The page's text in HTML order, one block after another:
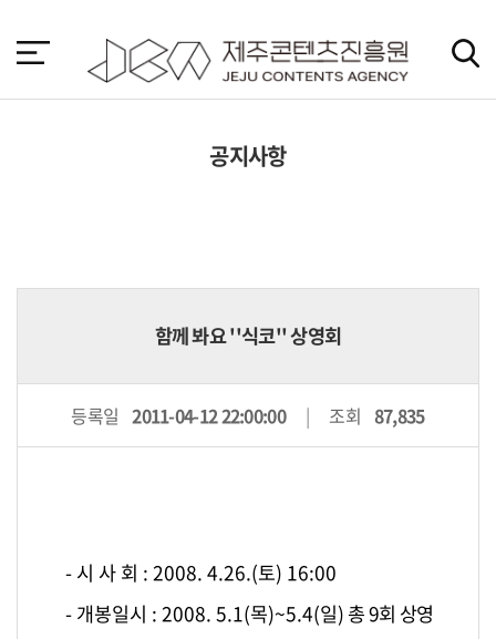
바
가
공지사항
함께 봐요 ''식코'' 상영회
등록일 2011-04-12 22:00:00 조회 87,835
- 시 사 회 : 2008. 4.26.(토) 16:00
- 개봉일시 : 2008. 5.1(목)~5.4(일)총 9회 상영